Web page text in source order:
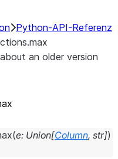
Python-API-Referenz
an older version
(e: Union[Column, str])